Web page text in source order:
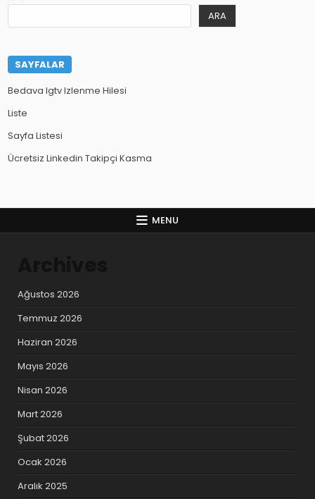
ARA
SAYFALAR
Bedava Igtv Izlenme Hilesi
Liste
Sayfa Listesi
Ücretsiz Linkedin Takipçi Kasma
MENU
Ağustos 2026
Temmuz 2026
Haziran 2026
Mayıs 2026
Nisan 2026
Mart 2026
Şubat 2026
Ocak 2026
Aralık 2025